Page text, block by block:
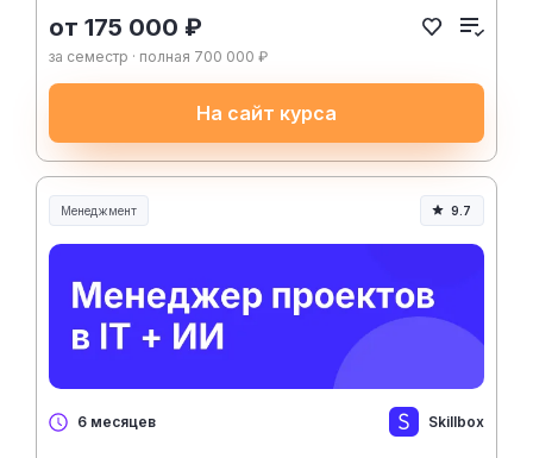
от 175 000 ₽
за семестр · полная 700 000 ₽
На сайт курса
Менеджмент
Менеджмент и управление
9.7
6 месяцев Skillbox